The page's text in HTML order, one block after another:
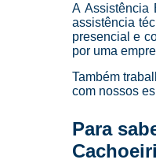
A Assistência
assistência
presencial e
por uma
Também
com nossos
Para